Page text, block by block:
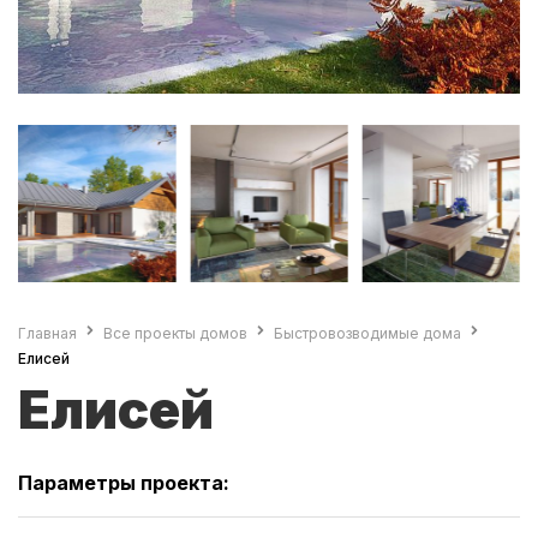
Главная Все проекты домов
Быстровозводимые дома
Елисей
Елисей
Параметры проекта: